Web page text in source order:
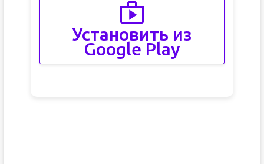
Установить из
Google Play